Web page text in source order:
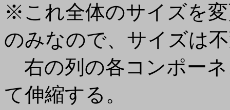
※これ全体のサイズを
のみなので、サイズは
右の列の各コンポー
て伸縮する。